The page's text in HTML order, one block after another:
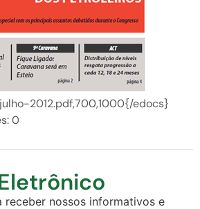
2012.pdf,700,1000{/edocs}
0
receber nossos informativos e